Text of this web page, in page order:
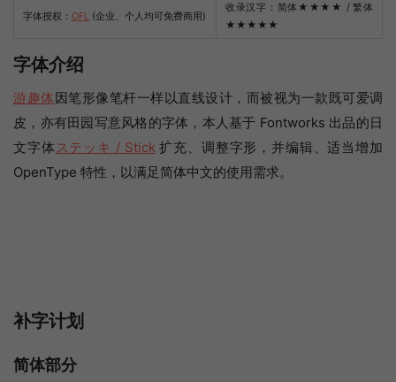
字体授权： OFL (企业、个人均可免费商用)
收录汉字：简体 ★★★★ / 繁体
★★★★★
字体介绍
游趣体因笔形像笔杆一样以直线设计，而被视为一款既可爱调
皮，亦有田园写意风格的字体，本人基于 Fontworks 出品的日
文字体 ステッキ / Stick扩充、调整字形，并编辑、适当增加
OpenType 特性，以满足简体中文的使用需求。
补字计划
简体部分